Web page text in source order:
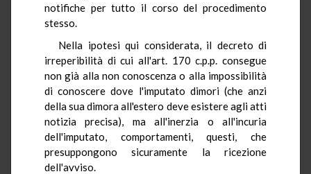
notifiche per tutto il corso del procedimento
stesso.
Nella ipotesi qui considerata, il decreto di
irreperibilità di cui all'art. 170 c.p.p. consegue
non già alla non conoscenza o alla impossibilità
di conoscere dove l'imputato dimori (che anzi
della sua dimora all'estero deve esistere agli atti
notizia precisa), ma all'inerzia o all'incuria
dell'imputato, comportamenti, questi, che
presuppongono sicuramente la ricezione
dell'avviso.